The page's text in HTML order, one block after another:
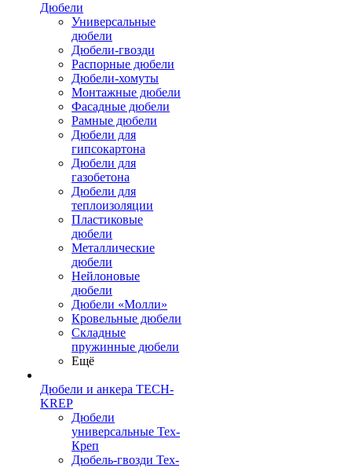
Дюбели
Универсальные
дюбели
Дюбели-гвозди
Распорные дюбели
Дюбели-хомуты
Монтажные дюбели
Фасадные дюбели
Рамные дюбели
Дюбели для
гипсокартона
Дюбели для
газобетона
Дюбели для
теплоизоляции
Пластиковые
дюбели
Металлические
дюбели
Нейлоновые
дюбели
Дюбели «Молли»
Кровельные дюбели
Складные
пружинные дюбели
Ещё
Дюбели и анкера TECH-
KREP
Дюбели
универсальные Тех-
Креп
Дюбель-гвозди Тех-